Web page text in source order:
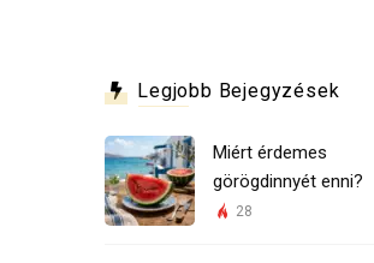
Legjobb Bejegyzések
Miért érdemes
görögdinnyét enni?
28